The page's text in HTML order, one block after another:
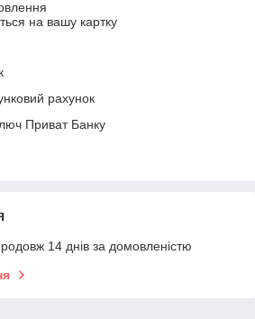
на вашу картку
рахунок
Приват Банку
14 днів за домовленістю